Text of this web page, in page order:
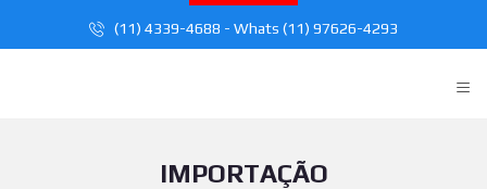
(11) 4339-4688 - Whats (11) 97626-4293
≡
IMPORTAÇÃO